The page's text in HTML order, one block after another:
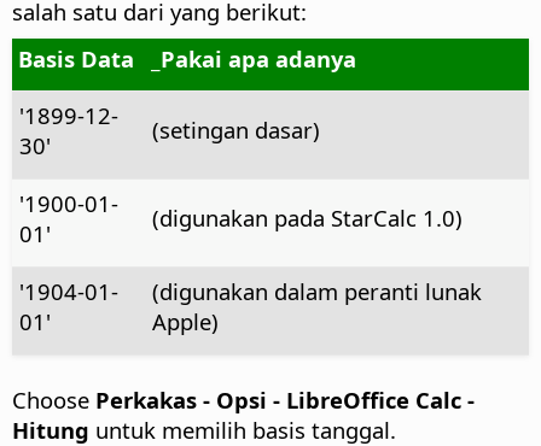
salah satu dari yang berikut:
Basis Data
_Pakai apa adanya
'1899-12-
30'
(setingan dasar)
'1900-01-
01'
(digunakan pada StarCalc 1.0)
'1904-01-
01'
(digunakan dalam peranti lunak
Apple)
Choose Perkakas - Opsi - LibreOffice Calc -
Hitung untuk memilih basis tanggal.